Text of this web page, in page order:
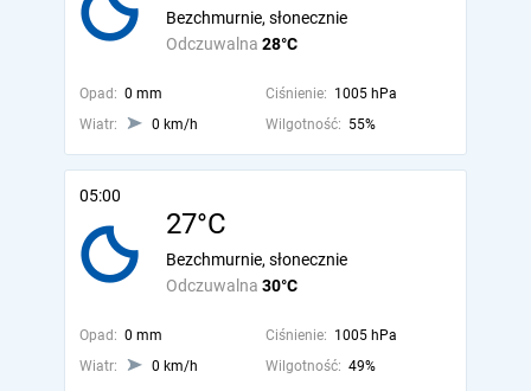
Odczuwalna 28°C
Bezchmurnie, słonecznie
Opad: 0 mm Ciśnienie: 1005 hPa
Wiatr:
0 km/h Wilgotność: 55%
05:00
27°C
Odczuwalna 30°C
Bezchmurnie, słonecznie
Opad: 0 mm Ciśnienie: 1005 hPa
Wiatr:
0 km/h Wilgotność: 49%